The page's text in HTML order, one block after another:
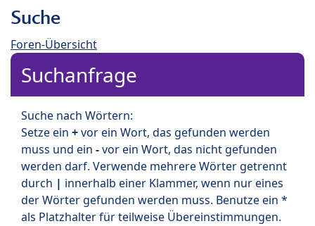
Suche
Foren-Übersicht
Suchanfrage
Suche nach Wörtern:
Setze ein +vor ein Wort, das gefunden werden
muss und ein -vor ein Wort, das nicht gefunden
werden darf. Verwende mehrere Wörter getrennt
durch | innerhalb einer Klammer, wenn nur eines
der Wörter gefunden werden muss. Benutze ein *
als Platzhalter für teilweise Übereinstimmungen.